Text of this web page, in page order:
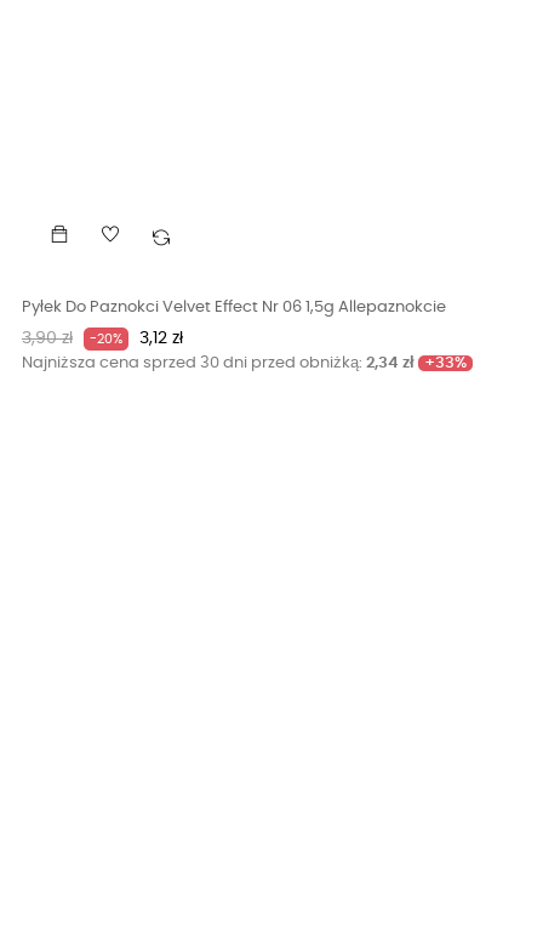
Pyłek Do Paznokci Velvet Effect Nr 06 1,5g Allepaznokcie
Cena
podstawowa
3,90 zł -20% Cena
3,12 zł
Najniższa cena sprzed 30 dni przed obniżką: 2,34 zł +33%